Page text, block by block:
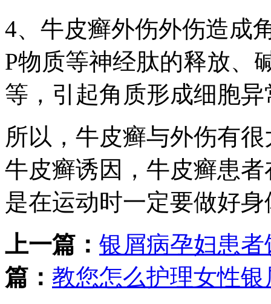
4、牛皮癣外伤外伤造成
P物质等神经肽的释放、
等，引起角质形成细胞
所以，牛皮癣与外伤有
牛皮癣诱因，牛皮癣患
是在运动时一定要做好
上一篇： 银屑病孕妇患
篇： 教您怎么护理女性银